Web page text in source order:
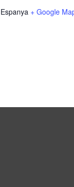
Espanya + Google